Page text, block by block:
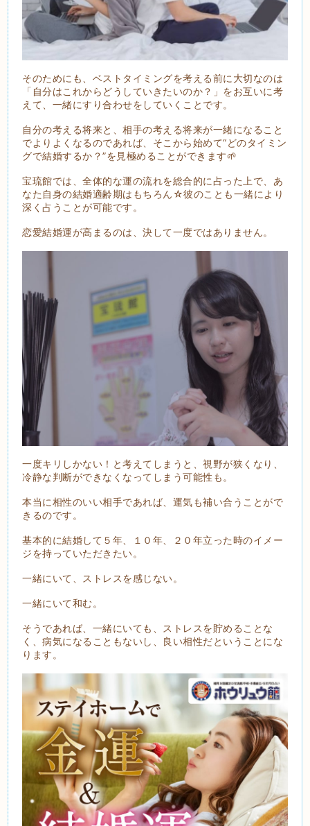
そのためにも、ベストタイミングを考える前に大切なのは
「自分はこれからどうしていきたいのか？」をお互いに考
えて、一緒にすり合わせをしていくことです。
自分の考える将来と、相手の考える将来が一緒になること
でよりよくなるのであれば、そこから始めて“どのタイミン
グで結婚するか？”を見極めることができます🌱
宝琉館では、全体的な運の流れを総合的に占った上で、あ
なた自身の結婚適齢期はもちろん☆彼のことも一緒により
深く占うことが可能です。
恋愛結婚運が高まるのは、決して一度ではありません。
一度キリしかない！と考えてしまうと、視野が狭くなり、
冷静な判断ができなくなってしまう可能性も。
本当に相性のいい相手であれば、運気も補い合うことがで
きるのです。
基本的に結婚して５年、１０年、２０年立った時のイメー
ジを持っていただきたい。
一緒にいて、ストレスを感じない。
一緒にいて和む。
そうであれば、一緒にいても、ストレスを貯めることな
く、病気になることもないし、良い相性だということにな
ります。